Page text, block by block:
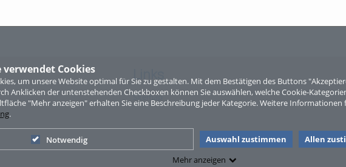
verwendet Cookies
um unsere Website optimal für Sie zu gestalten. Mit dem Bestätigen des Buttons
Anklicken der untenstehenden Checkboxen können Sie auswählen, welche Cookie-
"Mehr anzeigen" erhalten Sie eine Beschreibung jeder Kategorie. Weitere Informationen
.
Notwendig Auswahl zustimmen
Allen
Mehr anzeigen
Links
Sitemap